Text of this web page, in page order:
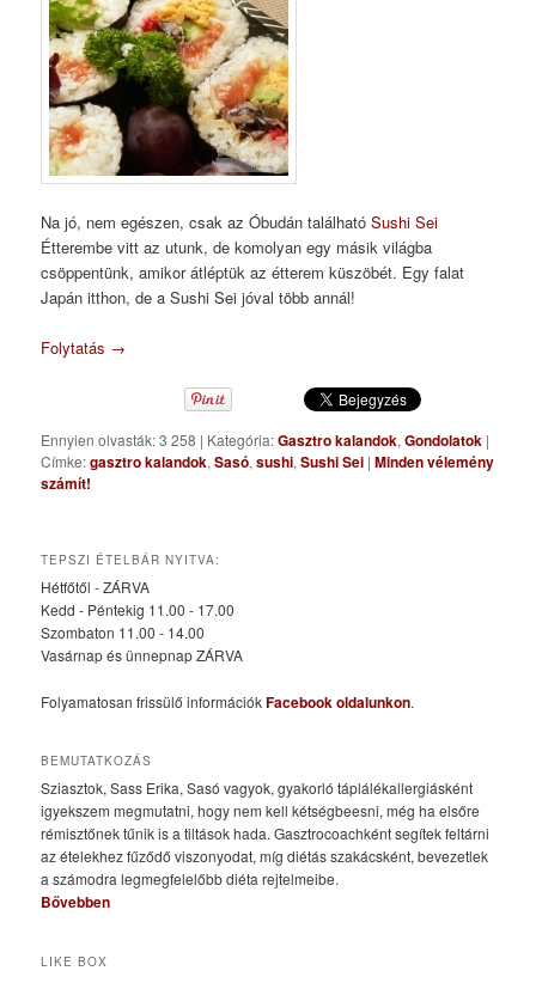
Na jó, nem egészen, csak az Óbudán találhatóSushi Sei
Étterembe vitt az utunk, de komolyan egy másik világba
csöppentünk, amikor átléptük az étterem küszöbét. Egy falat
Japán itthon, de a Sushi Sei jóval több annál!
Folytatás →
Ennyien olvasták: 3 258 | Kategória:Gasztro kalandok,Gondolatok |
Címke:gasztro kalandok,Sasó,sushi,Sushi Sei |Minden vélemény
számít!
TEPSZI ÉTELBÁR NYITVA:
Hétfőtől - ZÁRVA
Kedd - Péntekig 11.00 - 17.00
Szombaton 11.00 - 14.00
Vasárnap és ünnepnap ZÁRVA
Folyamatosan frissülő információkFacebook oldalunkon.
BEMUTATKOZÁS
Sziasztok, Sass Erika, Sasó vagyok, gyakorló táplálékallergiásként
igyekszem megmutatni, hogy nem kell kétségbeesni, még ha elsőre
rémisztőnek tűnik is a tiltások hada. Gasztrocoachként segítek feltárni
az ételekhez fűződő viszonyodat, míg diétás szakácsként, bevezetlek
a számodra legmegfelelőbb diéta rejtelmeibe.
Bővebben
LIKE BOX